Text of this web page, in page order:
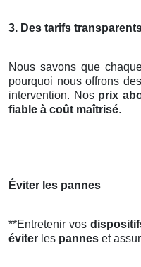
3. Des tarifs
Nous savons que
pourquoi nous offrons des
intervention. Nos prix
fiable à coût maîtrisé.
Éviter les pannes
**Entretenir vos
éviter les pannes et